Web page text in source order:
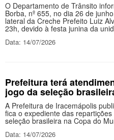
O Departamento de Trânsito
Borba, nº 655, no dia 26 de
lateral da Creche Prefeito Luiz
23h, devido à festa junina da
Data: 14/07/2026
Prefeitura terá
jogo da seleção
A Prefeitura de Iracemápolis
fica o expediente das
seleção brasileira na Copa do
Data: 14/07/2026